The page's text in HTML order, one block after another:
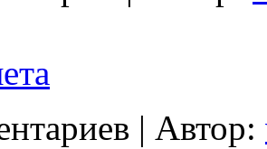
| Автор: